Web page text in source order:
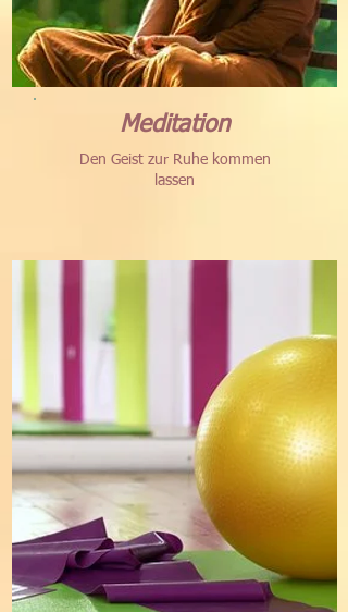
Meditation
Den Geist zur Ruhe kommen
lassen